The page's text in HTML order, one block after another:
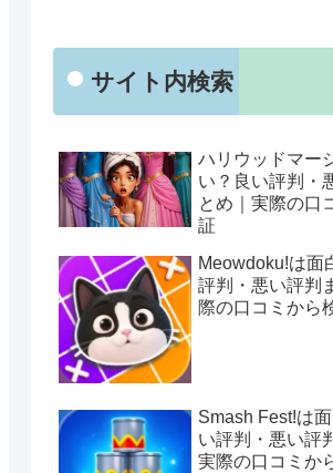
サイト内検索
ハリウッドマー
い？良い評判・
とめ｜実際の口
証
Meowdoku!は面
評判・悪い評判
際の口コミから
Smash Fest!は
い評判・悪い評
実際の口コミか